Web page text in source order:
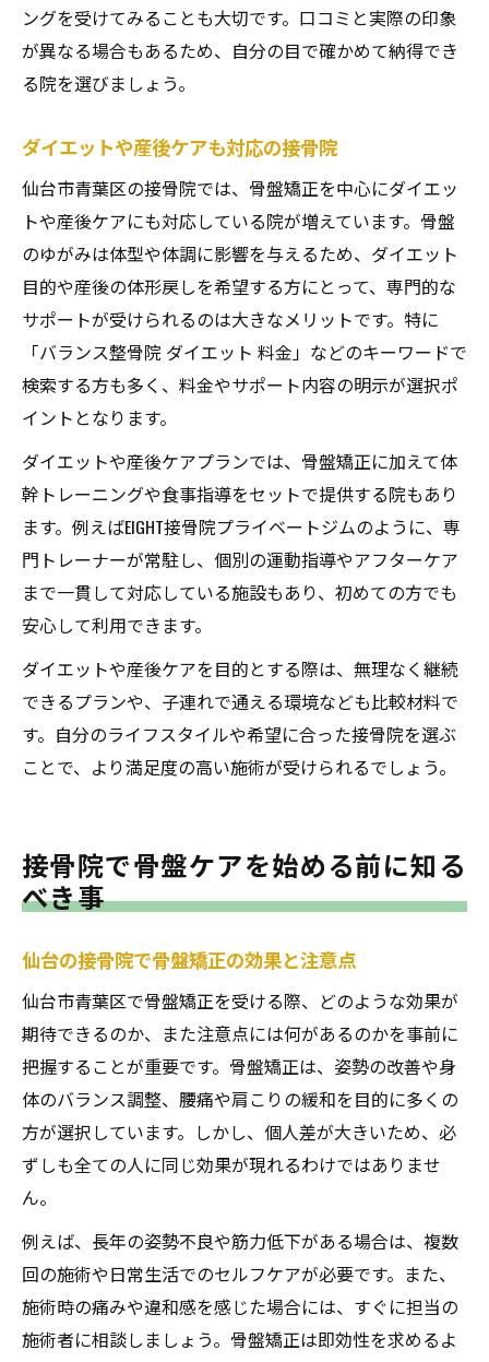
ングを受けてみることも大切です。口コミと実際の印象
が異なる場合もあるため、自分の目で確かめて納得でき
る院を選びましょう。
ダイエットや産後ケアも対応の接骨院
仙台市青葉区の接骨院では、骨盤矯正を中心にダイエッ
トや産後ケアにも対応している院が増えています。骨盤
のゆがみは体型や体調に影響を与えるため、ダイエット
目的や産後の体形戻しを希望する方にとって、専門的な
サポートが受けられるのは大きなメリットです。特に
「バランス整骨院 ダイエット 料金」などのキーワードで
検索する方も多く、料金やサポート内容の明示が選択ポ
イントとなります。
ダイエットや産後ケアプランでは、骨盤矯正に加えて体
幹トレーニングや食事指導をセットで提供する院もあり
ます。例えばEIGHT接骨院プライベートジムのように、専
門トレーナーが常駐し、個別の運動指導やアフターケア
まで一貫して対応している施設もあり、初めての方でも
安心して利用できます。
ダイエットや産後ケアを目的とする際は、無理なく継続
できるプランや、子連れで通える環境なども比較材料で
す。自分のライフスタイルや希望に合った接骨院を選ぶ
ことで、より満足度の高い施術が受けられるでしょう。
接骨院で骨盤ケアを始める前に知る
べき事
仙台の接骨院で骨盤矯正の効果と注意点
仙台市青葉区で骨盤矯正を受ける際、どのような効果が
期待できるのか、また注意点には何があるのかを事前に
把握することが重要です。骨盤矯正は、姿勢の改善や身
体のバランス調整、腰痛や肩こりの緩和を目的に多くの
方が選択しています。しかし、個人差が大きいため、必
ずしも全ての人に同じ効果が現れるわけではありませ
ん。
例えば、長年の姿勢不良や筋力低下がある場合は、複数
回の施術や日常生活でのセルフケアが必要です。また、
施術時の痛みや違和感を感じた場合には、すぐに担当の
施術者に相談しましょう。骨盤矯正は即効性を求めるよ